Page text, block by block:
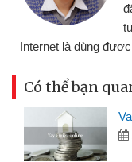
Internet là dùng được
Có thể bạn